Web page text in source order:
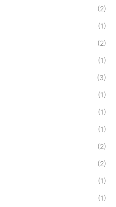
(2)
(1)
(2)
(1)
(3)
(1)
(1)
(1)
(2)
(2)
(1)
(1)